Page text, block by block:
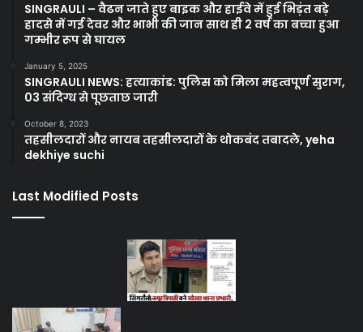
SINGRAULI – वैढन जाते हुए बाइक और हाईवे में हुई भिड़ंत बड़े
हादसे में गई देवर और भाभी की जान साथ ही 2 वर्ष का बच्चा हुआ
गम्भीर रूप से घायल
January 5, 2025
SINGRAULI NEWS: हत्याकांड: पुलिस को मिला महत्वपूर्ण सुराग,
03 संदिग्ध से पूछताछ जारी
October 8, 2023
तहसीलदारों और नायब तहसीलदारों के थोकबंद तबादले, yeha
dekhiye suchi
Last Modified Posts